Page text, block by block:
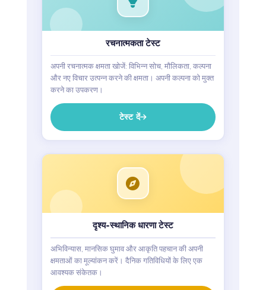
रचनात्मकता टेस्ट
अपनी रचनात्मक क्षमता खोजें: विभिन्न सोच, मौलिकता, कल्पना
और नए विचार उत्पन्न करने की क्षमता। अपनी कल्पना को मुक्त
करने का उपकरण।
टेस्ट दें
दृश्य-स्थानिक धारणा टेस्ट
अभिविन्यास, मानसिक घुमाव और आकृति पहचान की अपनी
क्षमताओं का मूल्यांकन करें। दैनिक गतिविधियों के लिए एक
आवश्यक संकेतक।